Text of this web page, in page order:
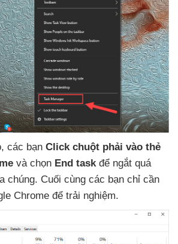
, các bạn Click chuột phải vào thẻ
và chọn End task để ngắt quá
chúng. Cuối cùng các bạn chỉ cần
Chrome để trải nghiệm.